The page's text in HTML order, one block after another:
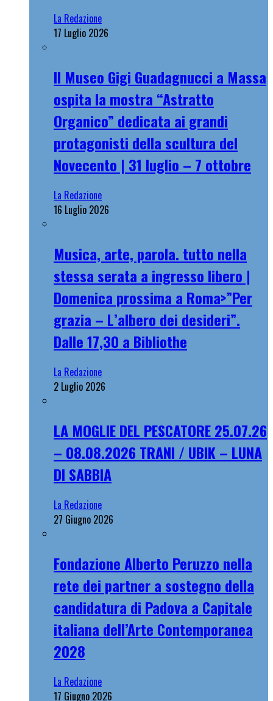
La Redazione
17 Luglio 2026
Il Museo Gigi Guadagnucci a Massa
ospita la mostra “Astratto
Organico” dedicata ai grandi
protagonisti della scultura del
Novecento | 31 luglio – 7 ottobre
La Redazione
16 Luglio 2026
Musica, arte, parola. tutto nella
stessa serata a ingresso libero |
Domenica prossima a Roma>”Per
grazia – L’albero dei desideri”.
Dalle 17,30 a Bibliothe
La Redazione
2 Luglio 2026
LA MOGLIE DEL PESCATORE 25.07.26
– 08.08.2026 TRANI / UBIK – LUNA
DI SABBIA
La Redazione
27 Giugno 2026
Fondazione Alberto Peruzzo nella
rete dei partner a sostegno della
candidatura di Padova a Capitale
italiana dell’Arte Contemporanea
2028
La Redazione
17 Giugno 2026